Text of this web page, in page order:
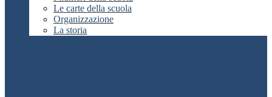
Le carte della scuola
Organizzazione
La storia